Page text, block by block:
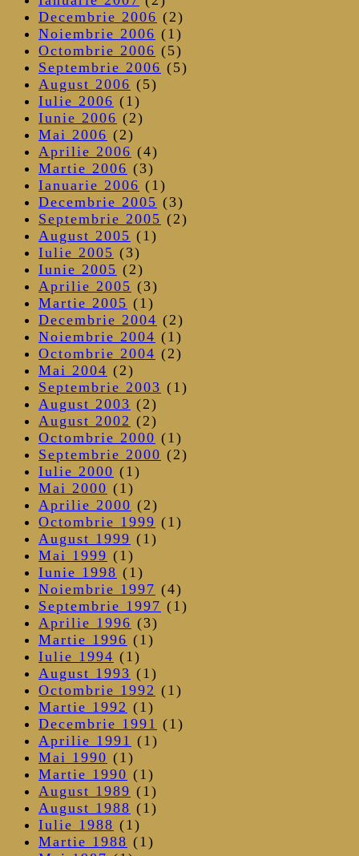
Decembrie 2006 (2)
Noiembrie 2006 (1)
Octombrie 2006 (5)
Septembrie 2006 (5)
August 2006 (5)
Iulie 2006 (1)
Iunie 2006 (2)
Mai 2006 (2)
Aprilie 2006 (4)
Martie 2006 (3)
Ianuarie 2006 (1)
Decembrie 2005 (3)
Septembrie 2005 (2)
August 2005 (1)
Iulie 2005 (3)
Iunie 2005 (2)
Aprilie 2005 (3)
Martie 2005 (1)
Decembrie 2004 (2)
Noiembrie 2004 (1)
Octombrie 2004 (2)
Mai 2004 (2)
Septembrie 2003 (1)
August 2003 (2)
August 2002 (2)
Octombrie 2000 (1)
Septembrie 2000 (2)
Iulie 2000 (1)
Mai 2000 (1)
Aprilie 2000 (2)
Octombrie 1999 (1)
August 1999 (1)
Mai 1999 (1)
Iunie 1998 (1)
Noiembrie 1997 (4)
Septembrie 1997 (1)
Aprilie 1996 (3)
Martie 1996 (1)
Iulie 1994 (1)
August 1993 (1)
Octombrie 1992 (1)
Martie 1992 (1)
Decembrie 1991 (1)
Aprilie 1991 (1)
Mai 1990 (1)
Martie 1990 (1)
August 1989 (1)
August 1988 (1)
Iulie 1988 (1)
Martie 1988 (1)